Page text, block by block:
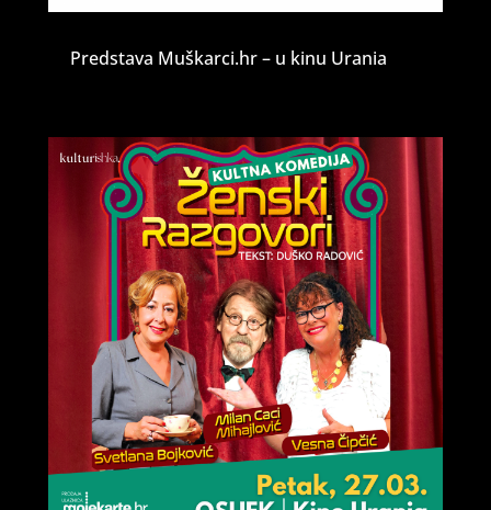
Predstava Muškarci.hr – u kinu Urania